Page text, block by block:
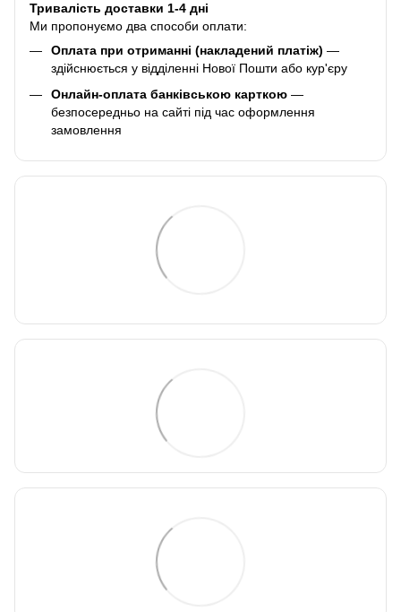
Тривалість доставки 1-4 дні
Ми пропонуємо два способи оплати:
Оплата при отриманні (накладений платіж) —
здійснюється у відділенні Нової Пошти або кур'єру
Онлайн-оплата банківською карткою —
безпосередньо на сайті під час оформлення
замовлення